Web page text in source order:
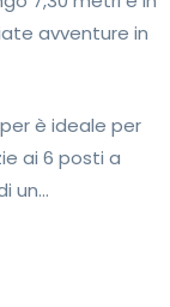
avventure in
è ideale per
ai 6 posti a
un...